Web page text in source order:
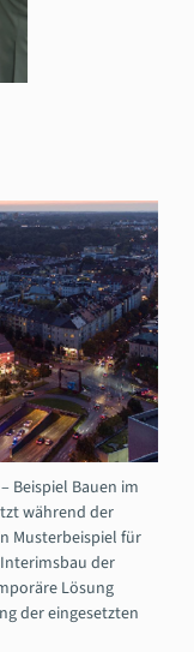
Beispiel Bauen im
während der
Musterbeispiel für
der
Lösung
der eingesetzten